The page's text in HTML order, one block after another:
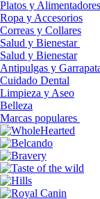
Platos y Alimentadores
Ropa y Accesorios
Correas y Collares
Salud y Bienestar
Salud y Bienestar
Antipulgas y
Cuidado Dental
Limpieza y Aseo
Belleza
Marcas populares